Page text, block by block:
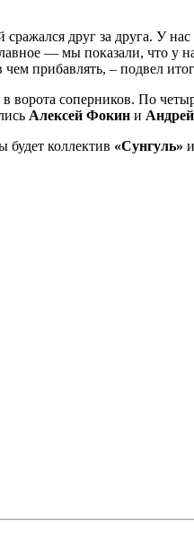
друг за друга. У
— мы показали, что у
чем прибавлять, – подвел
ворота соперников. По
Алексей Фокин и
будет коллектив «Сунгуль»